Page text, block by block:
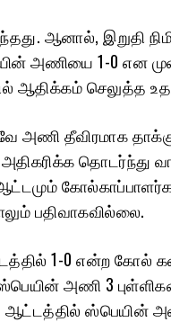
ஆனால், இறுதி
அணியை 1-0 என
ஆதிக்கம் செலுத்த
அணி தீவிரமாக
தொடர்ந்து
பதிவாகவில்லை.
1-0 என்ற கோல்
அணி 3
ஆட்டத்தில் ஸ்பெயின்